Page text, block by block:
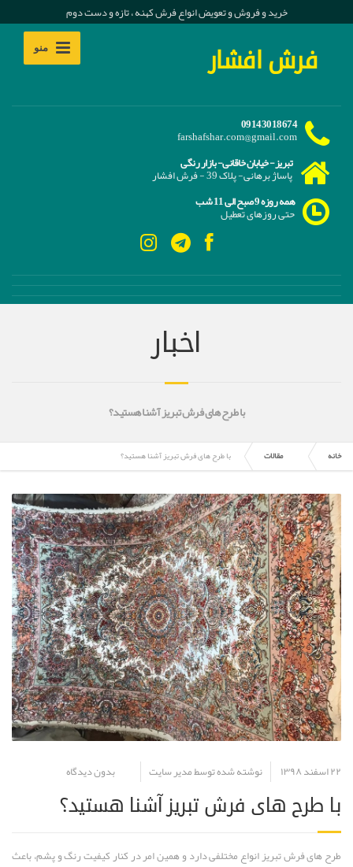
خرید و فروش و تعویض انواع فرش کهنه ، تازه و دست دوم
فرش افشار منو
09143018674
farshafshar.com@gmail.com
تبریز- خیابان خاقانی- بازار رنگی
پاساژ برهانی- پلاک 39 - فرش افشار
همه روزه 9 صبح الی 11 شب
حتی روزهای تعطیل
اخبار
با طرح های فرش تبریز آشنا هستید؟
خانه مقالات با طرح های فرش تبریز آشنا هستید؟
۲۲ اسفند ۱۳۹۸ نوشته شده توسط مدیر سایت بدون دیدگاه
با طرح های فرش تبریز آشنا هستید؟
طرح های فرش تبریز انواع مختلفی دارد و همین امر در کنار کیفیت رنگ و پشم، باعث